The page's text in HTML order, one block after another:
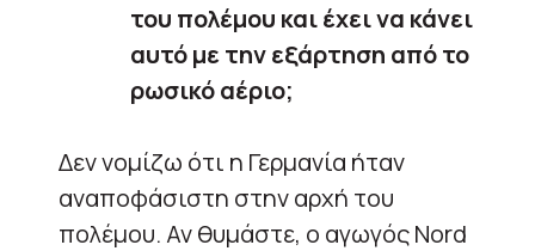
του πολέμου και έχει να κάνει
αυτό με την εξάρτηση από το
ρωσικό αέριο;
Δεν νομίζω ότι η Γερμανία ήταν
αναποφάσιστη στην αρχή του
πολέμου. Αν θυμάστε, ο αγωγός Nord